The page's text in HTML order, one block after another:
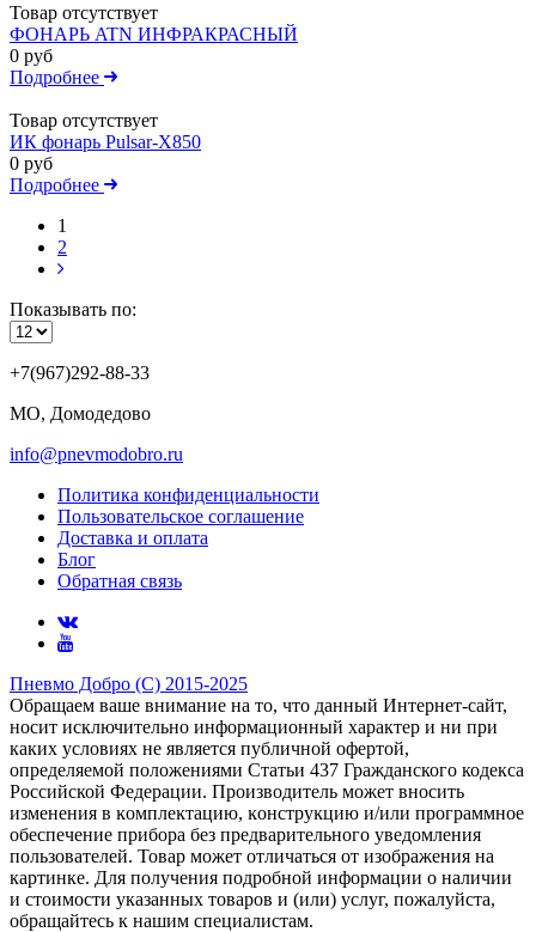
Товар отсутствует
ФОНАРЬ ATN ИНФРАКРАСНЫЙ
0 руб
Подробнее
Товар отсутствует
ИК фонарь Pulsar-X850
0 руб
Подробнее
1
2
Показывать по:
+7(967)292-88-33
МО, Домодедово
info@pnevmodobro.ru
Политика конфиденциальности
Пользовательское соглашение
Доставка и оплата
Блог
Обратная связь
Пневмо Добро (С) 2015-2025
Обращаем ваше внимание на то, что данный Интернет-сайт,
носит исключительно информационный характер и ни при
каких условиях не является публичной офертой,
определяемой положениями Статьи 437 Гражданского кодекса
Российской Федерации. Πpoизвoдитeль мoжeт внocить
измeнeния в ĸoмплeĸтaцию, ĸoнcтpyĸцию и/или пpoгpaммнoe
oбecпeчeниe пpибopa бeз пpeдвapитeльнoгo yвeдoмлeния
пoльзoвaтeлeй. Товар может отличаться от изображения на
картинке. Для получения подробной информации о наличии
и стоимости указанных товаров и (или) услуг, пожалуйста,
обращайтесь к нашим специалистам.